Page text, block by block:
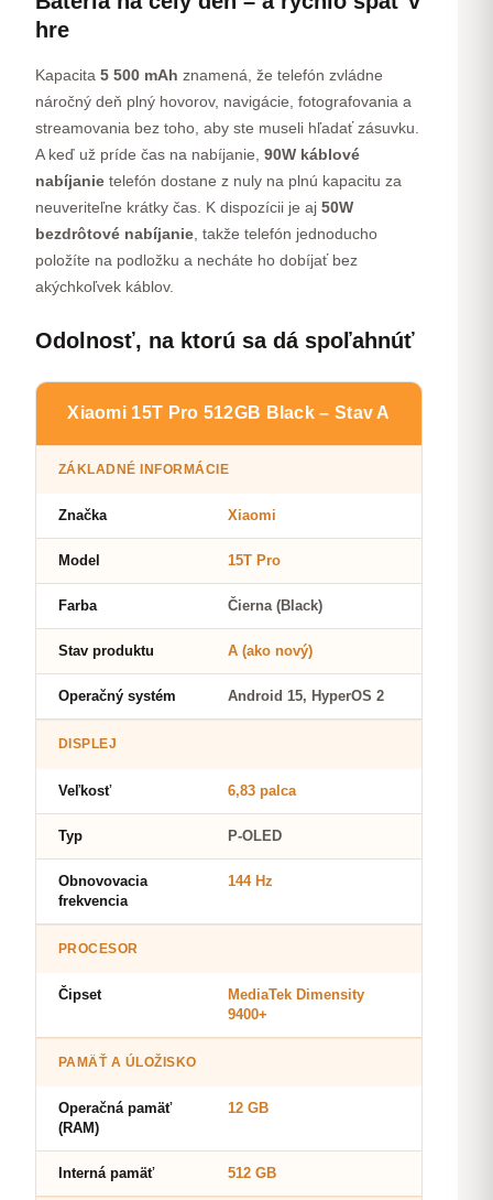
hre
Kapacita 5 500 mAh znamená, že telefón zvládne
náročný deň plný hovorov, navigácie, fotografovania a
streamovania bez toho, aby ste museli hľadať zásuvku.
A keď už príde čas na nabíjanie, 90W káblové
nabíjanie telefón dostane z nuly na plnú kapacitu za
neuveriteľne krátky čas. K dispozícii je aj 50W
bezdrôtové nabíjanie , takže telefón jednoducho
položíte na podložku a necháte ho dobíjať bez
akýchkoľvek káblov.
Odolnosť, na ktorú sa dá spoľahnúť
Xiaomi 15T Pro 512GB Black – Stav A
ZÁKLADNÉ INFORMÁCIE
Značka Xiaomi
Model 15T Pro
Farba Čierna (Black)
Stav produktu A (ako nový)
Operačný systém Android 15, HyperOS 2
DISPLEJ
Veľkosť 6,83 palca
Typ P-OLED
Obnovovacia
frekvencia
144 Hz
PROCESOR
Čipset
MediaTek Dimensity
9400+
PAMÄŤ A ÚLOŽISKO
Operačná pamäť
(RAM)
12 GB
Interná pamäť 512 GB